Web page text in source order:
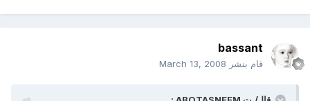
bassant
قام بنشر March 13, 2008